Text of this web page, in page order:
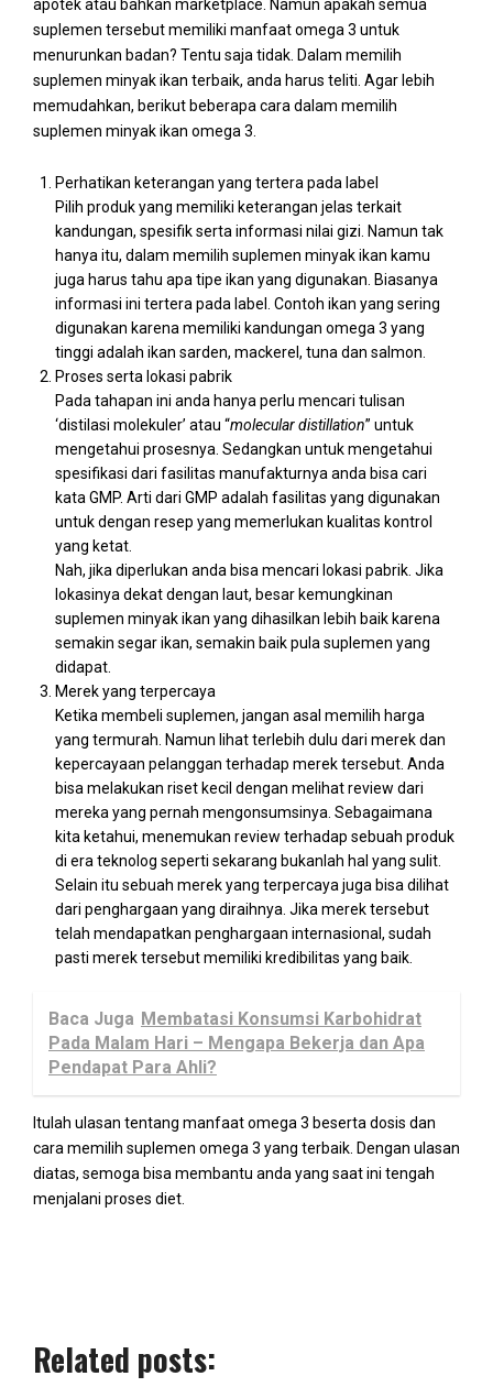
apotek atau bahkan marketplace. Namun apakah semua
suplemen tersebut memiliki manfaat omega 3 untuk
menurunkan badan? Tentu saja tidak. Dalam memilih
suplemen minyak ikan terbaik, anda harus teliti. Agar lebih
memudahkan, berikut beberapa cara dalam memilih
suplemen minyak ikan omega 3.
Perhatikan keterangan yang tertera pada label
Pilih produk yang memiliki keterangan jelas terkait
kandungan, spesifik serta informasi nilai gizi. Namun tak
hanya itu, dalam memilih suplemen minyak ikan kamu
juga harus tahu apa tipe ikan yang digunakan. Biasanya
informasi ini tertera pada label. Contoh ikan yang sering
digunakan karena memiliki kandungan omega 3 yang
tinggi adalah ikan sarden, mackerel, tuna dan salmon.
Proses serta lokasi pabrik
Pada tahapan ini anda hanya perlu mencari tulisan
‘distilasi molekuler’ atau “molecular distillation” untuk
mengetahui prosesnya. Sedangkan untuk mengetahui
spesifikasi dari fasilitas manufakturnya anda bisa cari
kata GMP. Arti dari GMP adalah fasilitas yang digunakan
untuk dengan resep yang memerlukan kualitas kontrol
yang ketat.
Nah, jika diperlukan anda bisa mencari lokasi pabrik. Jika
lokasinya dekat dengan laut, besar kemungkinan
suplemen minyak ikan yang dihasilkan lebih baik karena
semakin segar ikan, semakin baik pula suplemen yang
didapat.
Merek yang terpercaya
Ketika membeli suplemen, jangan asal memilih harga
yang termurah. Namun lihat terlebih dulu dari merek dan
kepercayaan pelanggan terhadap merek tersebut. Anda
bisa melakukan riset kecil dengan melihat review dari
mereka yang pernah mengonsumsinya. Sebagaimana
kita ketahui, menemukan review terhadap sebuah produk
di era teknolog seperti sekarang bukanlah hal yang sulit.
Selain itu sebuah merek yang terpercaya juga bisa dilihat
dari penghargaan yang diraihnya. Jika merek tersebut
telah mendapatkan penghargaan internasional, sudah
pasti merek tersebut memiliki kredibilitas yang baik.
Baca Juga Membatasi Konsumsi Karbohidrat
Pada Malam Hari – Mengapa Bekerja dan Apa
Pendapat Para Ahli?
Itulah ulasan tentang manfaat omega 3 beserta dosis dan
cara memilih suplemen omega 3 yang terbaik. Dengan ulasan
diatas, semoga bisa membantu anda yang saat ini tengah
menjalani proses diet.
Related posts: